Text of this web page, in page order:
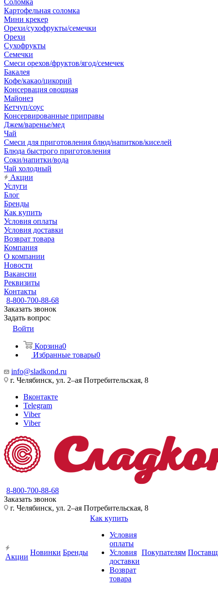
Соломка
Картофельная соломка
Мини крекер
Орехи/сухофрукты/семечки
Орехи
Сухофрукты
Семечки
Смеси орехов/фруктов/ягод/семечек
Бакалея
Кофе/какао/цикорий
Консервация овощная
Майонез
Кетчуп/соус
Консервированные приправы
Джем/варенье/мед
Чай
Смеси для приготовления блюд/напитков/киселей
Блюда быстрого приготовления
Соки/напитки/вода
Чай холодный
Акции
Услуги
Блог
Бренды
Как купить
Условия оплаты
Условия доставки
Возврат товара
Компания
О компании
Новости
Вакансии
Реквизиты
Контакты
8-800-700-88-68
Заказать звонок
Задать вопрос
Войти
Корзина0
Избранные товары0
info@sladkond.ru
г. Челябинск, ул. 2–ая Потребительская, 8
Вконтакте
Telegram
Viber
Viber
8-800-700-88-68
Заказать звонок
г. Челябинск, ул. 2–ая Потребительская, 8
Акции
Новинки Бренды
Как купить
Условия
оплаты
Условия
доставки
Возврат
товара
Покупателям